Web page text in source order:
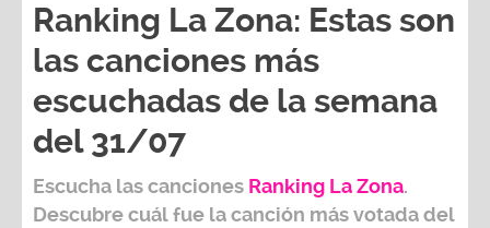
Ranking La Zona: Estas son
las canciones más
escuchadas de la semana
del 31/07
Escucha las canciones Ranking La Zona.
Descubre cuál fue la canción más votada del